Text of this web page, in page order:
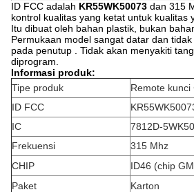
ID FCC adalah KR55WK50073 dan 315
kontrol kualitas yang ketat untuk kualitas
Itu dibuat oleh bahan plastik, bukan
Permukaan model sangat datar dan
pada penutup . Tidak akan menyakiti
diprogram.
Informasi produk:
Tipe produk
Remote kunci
ID FCC
IC
7812D-
Frekuensi
315 Mhz
CHIP
ID46 (chip
Paket
Karton